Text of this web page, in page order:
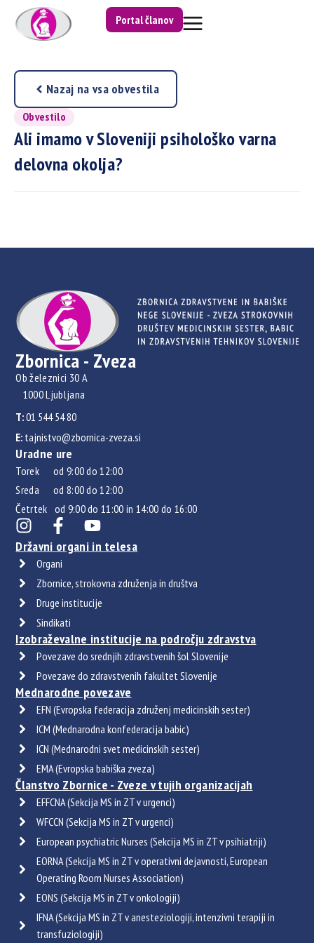
Portal članov
Nazaj na vsa obvestila
Obvestilo
Ali imamo v Sloveniji psihološko varna
delovna okolja?
Zbornica - Zveza
Ob železnici 30 A
1000 Ljubljana
T:01 544 54 80
E: tajnistvo@zbornica-zveza.si
Uradne ure
Torek od 9:00 do 12:00
Sreda od 8:00 do 12:00
Četrtek od 9:00 do 11:00 in 14:00 do 16:00
Državni organi in telesa
Organi
Zbornice, strokovna združenja in društva
Druge institucije
Sindikati
Izobraževalne institucije na področju zdravstva
Povezave do srednjih zdravstvenih šol Slovenije
Povezave do zdravstvenih fakultet Slovenije
Mednarodne povezave
EFN (Evropska federacija združenj medicinskih sester)
ICM (Mednarodna konfederacija babic)
ICN (Mednarodni svet medicinskih sester)
EMA (Evropska babiška zveza)
Članstvo Zbornice - Zveze v tujih organizacijah
EFFCNA (Sekcija MS in ZT v urgenci)
WFCCN (Sekcija MS in ZT v urgenci)
European psychiatric Nurses (Sekcija MS in ZT v psihiatriji)
EORNA (Sekcija MS in ZT v operativni dejavnosti, European
Operating Room Nurses Association)
EONS (Sekcija MS in ZT v onkologiji)
IFNA (Sekcija MS in ZT v anesteziologiji, intenzivni terapiji in
transfuziologiji)